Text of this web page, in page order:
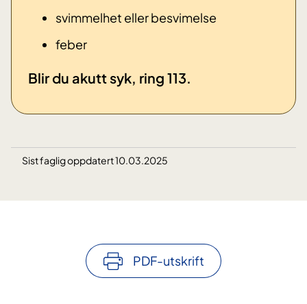
svimmelhet eller besvimelse
​feber
​Blir du akutt syk, ring 113.
Sist faglig oppdatert 10.03.2025
PDF-utskrift